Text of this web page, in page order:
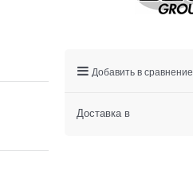
Добавить в сравнение
Доставка в